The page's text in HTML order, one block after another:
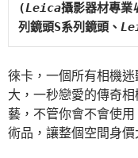
(Leica攝影器材專業
列鏡頭S系列鏡頭、
徠卡，一個所有相機
大，一秒戀愛的傳奇
藝，不管你會不會使
術品，讓整個空間身價